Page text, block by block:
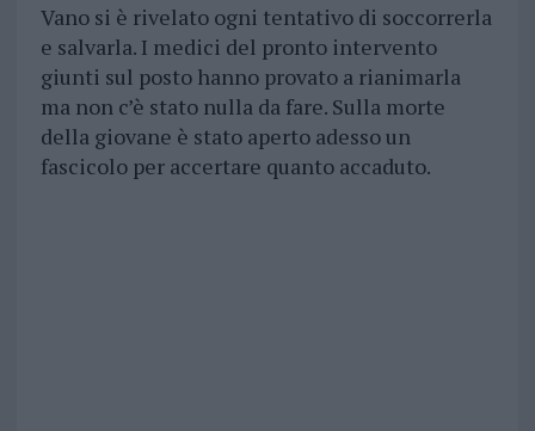
Vano si è rivelato ogni tentativo di soccorrerla
e salvarla. I medici del pronto intervento
giunti sul posto hanno provato a rianimarla
ma non c’è stato nulla da fare. Sulla morte
della giovane è stato aperto adesso un
fascicolo per accertare quanto accaduto.